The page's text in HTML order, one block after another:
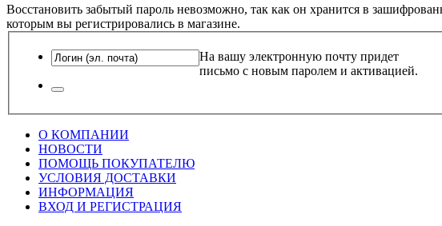
Восстановить забытый пароль невозможно, так как он хранится в
которым вы регистрировались в магазине.
На вашу электронную почту придет
письмо с новым паролем и активацией.
О КОМПАНИИ
НОВОСТИ
ПОМОЩЬ ПОКУПАТЕЛЮ
УСЛОВИЯ ДОСТАВКИ
ИНФОРМАЦИЯ
ВХОД И РЕГИСТРАЦИЯ